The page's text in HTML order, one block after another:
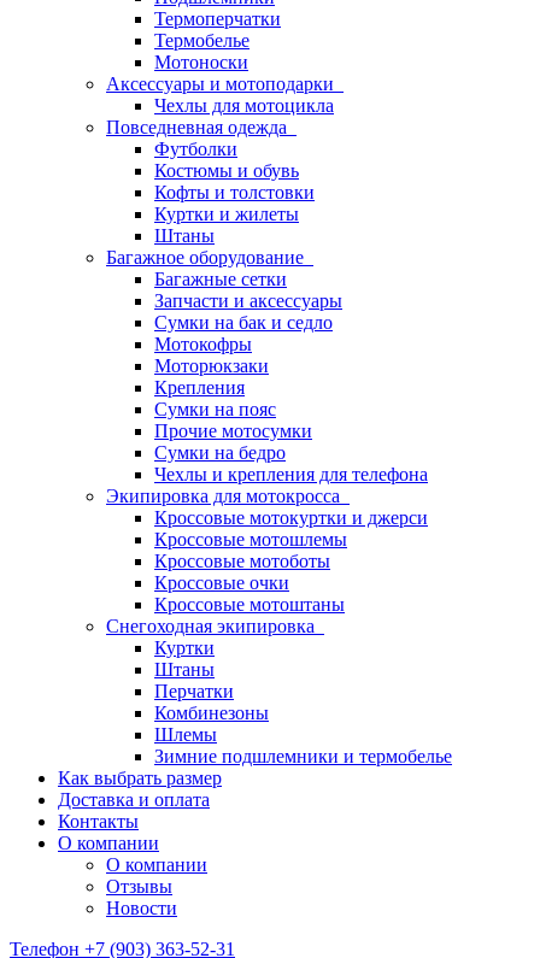
Термоперчатки
Термобелье
Мотоноски
Аксессуары и мотоподарки
Чехлы для мотоцикла
Повседневная одежда
Футболки
Костюмы и обувь
Кофты и толстовки
Куртки и жилеты
Штаны
Багажное оборудование
Багажные сетки
Запчасти и аксессуары
Сумки на бак и седло
Мотокофры
Моторюкзаки
Крепления
Сумки на пояс
Прочие мотосумки
Сумки на бедро
Чехлы и крепления для телефона
Экипировка для мотокросса
Кроссовые мотокуртки и джерси
Кроссовые мотошлемы
Кроссовые мотоботы
Кроссовые очки
Кроссовые мотоштаны
Снегоходная экипировка
Куртки
Штаны
Перчатки
Комбинезоны
Шлемы
Зимние подшлемники и термобелье
Как выбрать размер
Доставка и оплата
Контакты
О компании
О компании
Отзывы
Новости
Телефон +7 (903) 363-52-31